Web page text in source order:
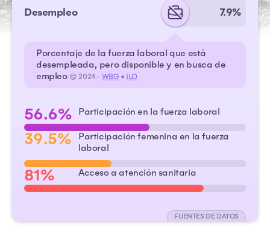
Desempleo 7.9%
Porcentaje de la fuerza laboral que está
desempleada, pero disponible y en busca de
empleo © 2024 - WBG • ILO
56.6% Participación en la fuerza laboral
39.5%
Participación femenina en la fuerza
laboral
81% Acceso a atención sanitaria
FUENTES DE DATOS